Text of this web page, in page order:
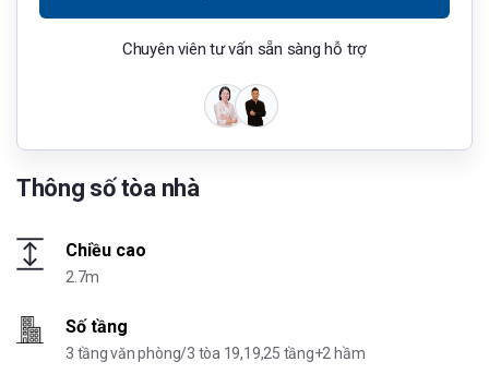
Thông số tòa nhà
Chiều cao
2.7m
Số tầng
3 tầng văn phòng/3 tòa 19,19,25 tầng+2 hầm
Chuyên viên tư vấn sẵn sàng hỗ trợ